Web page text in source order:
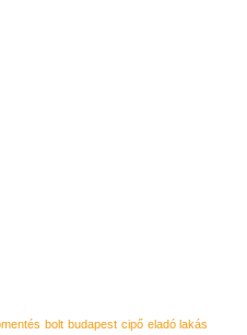
bolt budapest cipő eladó lakás